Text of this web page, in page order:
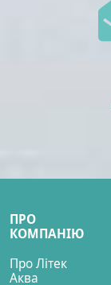
ПРО
КОМПАНІЮ
Про Літек
Аква